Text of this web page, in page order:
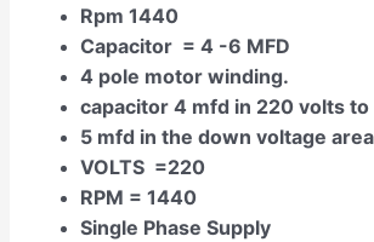
Rpm 1440
Capacitor = 4 -6 MFD
4 pole motor winding.
capacitor 4 mfd in 220 volts
5 mfd in the down voltage
VOLTS =220
RPM = 1440
Single Phase Supply